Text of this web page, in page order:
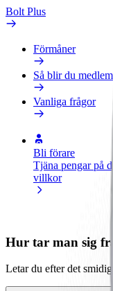
Bolt Plus
Förmåner
Så blir du medlem
Vanliga frågor
Bli förare
Tjäna pengar på
villkor
Hur tar man sig
Letar du efter det